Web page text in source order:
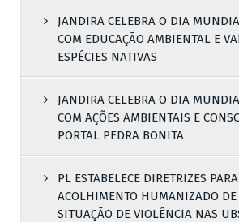
JANDIRA CELEBRA O DIA
COM EDUCAÇÃO AMBIENTAL E
ESPÉCIES NATIVAS
JANDIRA CELEBRA O DIA
COM AÇÕES AMBIENTAIS E
PORTAL PEDRA BONITA
PL ESTABELECE DIRETRIZES
ACOLHIMENTO HUMANIZADO
SITUAÇÃO DE VIOLÊNCIA NAS